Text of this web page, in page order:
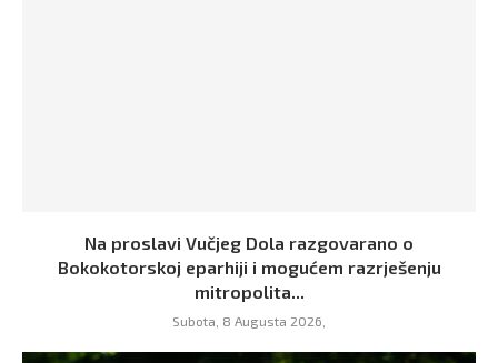
Na proslavi Vučjeg Dola razgovarano o
Bokokotorskoj eparhiji i mogućem razrješenju
mitropolita...
Subota, 8 Augusta 2026,